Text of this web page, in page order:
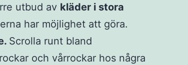
utbud av kläder i stora
har möjlighet att göra.
Scrolla runt bland
och vårrockar hos några